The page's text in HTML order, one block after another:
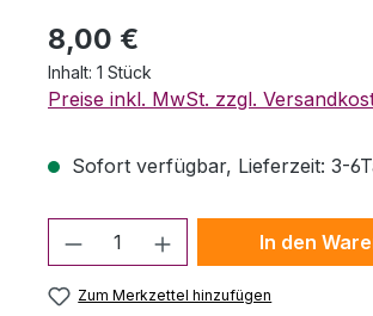
Regulärer Preis:
8,00 €
Inhalt: 1 Stück
Preise inkl. MwSt. zzgl.
Sofort verfügbar, Lieferzeit: 3-
Produkt Anzahl: Gib
In den
Zum Merkzettel hinzufügen